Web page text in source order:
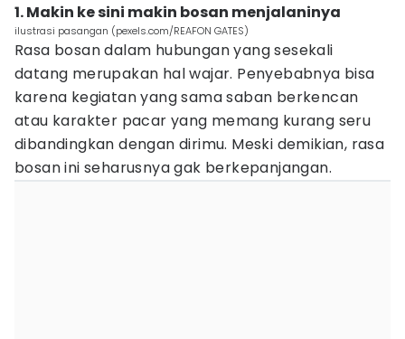
1. Makin ke sini makin bosan menjalaninya
ilustrasi pasangan (pexels.com/REAFON GATES)
Rasa bosan dalam hubungan yang sesekali
datang merupakan hal wajar. Penyebabnya bisa
karena kegiatan yang sama saban berkencan
atau karakter pacar yang memang kurang seru
dibandingkan dengan dirimu. Meski demikian, rasa
bosan ini seharusnya gak berkepanjangan.